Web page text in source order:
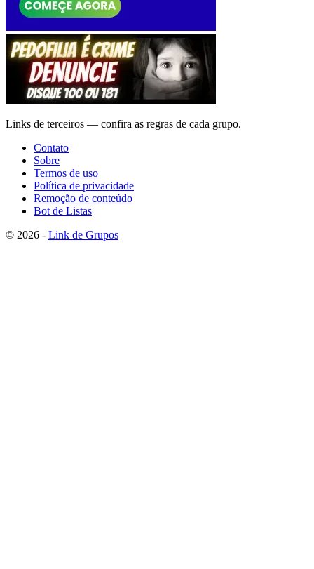
Links de terceiros — confira as regras de cada grupo.
Contato
Sobre
Termos de uso
Política de privacidade
Remoção de conteúdo
Bot de Listas
© 2026 - Link de Grupos